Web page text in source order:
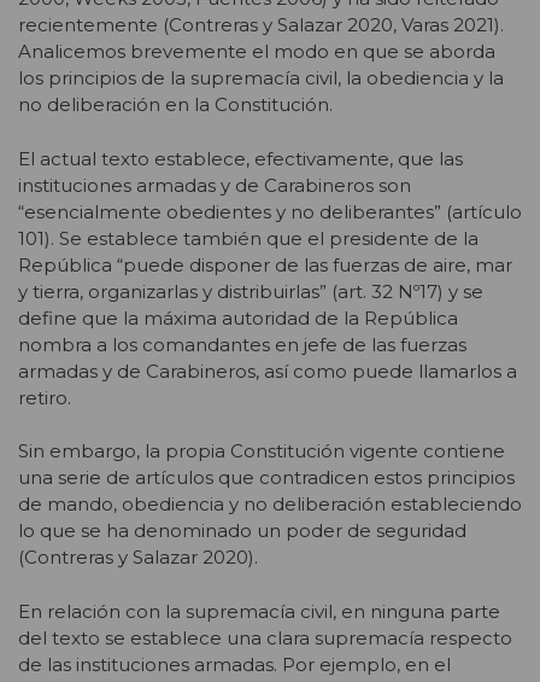
recientemente (Contreras y Salazar 2020, Varas 2021).
Analicemos brevemente el modo en que se aborda
los principios de la supremacía civil, la obediencia y la
no deliberación en la Constitución.
El actual texto establece, efectivamente, que las
instituciones armadas y de Carabineros son
“esencialmente obedientes y no deliberantes” (artículo
101). Se establece también que el presidente de la
República “puede disponer de las fuerzas de aire, mar
y tierra, organizarlas y distribuirlas” (art. 32 Nº17) y se
define que la máxima autoridad de la República
nombra a los comandantes en jefe de las fuerzas
armadas y de Carabineros, así como puede llamarlos a
retiro.
Sin embargo, la propia Constitución vigente contiene
una serie de artículos que contradicen estos principios
de mando, obediencia y no deliberación estableciendo
lo que se ha denominado un poder de seguridad
(Contreras y Salazar 2020).
En relación con la supremacía civil, en ninguna parte
del texto se establece una clara supremacía respecto
de las instituciones armadas. Por ejemplo, en el